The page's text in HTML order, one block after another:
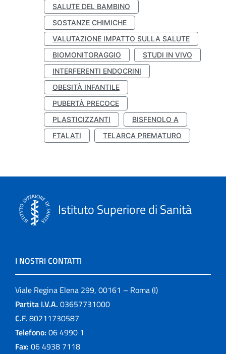
SALUTE DEL BAMBINO
SOSTANZE CHIMICHE
VALUTAZIONE IMPATTO SULLA SALUTE
BIOMONITORAGGIO
STUDI IN VIVO
INTERFERENTI ENDOCRINI
OBESITÀ INFANTILE
PUBERTÀ PRECOCE
PLASTICIZZANTI
BISFENOLO A
FTALATI
TELARCA PREMATURO
Istituto Superiore di Sanità
I NOSTRI CONTATTI
Viale Regina Elena 299, 00161 – Roma (I)
Partita I.V.A. 03657731000
C.F. 80211730587
Telefono: 06 4990 1
Fax: 06 4938 7118